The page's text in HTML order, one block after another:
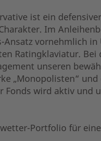
ist ein
Im
Ansatz vornehmlich
Ratingklaviatur.
unseren
„Monopolisten“ und
Fonds wird aktiv und
Portfolio für